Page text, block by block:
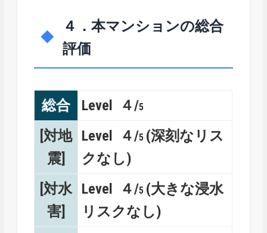
４．本マンションの総合
評価
総合 Level ４/5
[対地
震]
Level ４/5 (深刻なリス
クなし)
[対水
害]
Level ４/5 (大きな浸水
リスクなし)